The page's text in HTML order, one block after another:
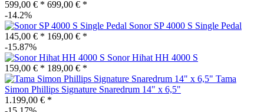
599,00 € * 699,00 € *
-14.2%
Sonor SP 4000 S Single Pedal
145,00 € * 169,00 € *
-15.87%
Sonor Hihat HH 4000 S
159,00 € * 189,00 € *
Tama
Simon Phillips Signature Snaredrum 14" x 6,5"
1.199,00 € *